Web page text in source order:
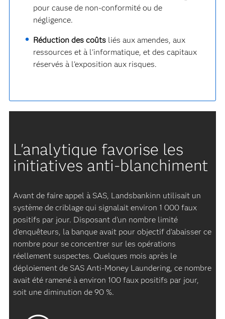
pour cause de non-conformité ou de
négligence.
Réduction des coûts liés aux amendes, aux
ressources et à l'informatique, et des capitaux
réservés à l'exposition aux risques.
L'analytique favorise les
initiatives anti-blanchiment
Avant de faire appel à SAS, Landsbankinn utilisait un
système de criblage qui signalait environ 1 000 faux
positifs par jour. Disposant d'un nombre limité
d'enquêteurs, la banque avait pour objectif d'abaisser ce
nombre pour se concentrer sur les opérations
réellement suspectes. Quelques mois après le
déploiement de SAS Anti-Money Laundering, ce nombre
avait été ramené à environ 100 faux positifs par jour,
soit une diminution de 90 %.